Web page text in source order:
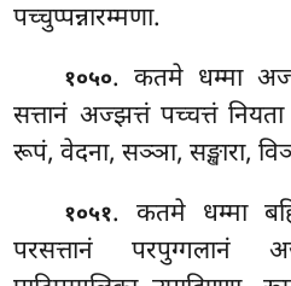
पच्चुप्पन्नारम्मणा.
१०५०. कतमे धम्मा
सत्तानं अज्झत्तं पच्चत्तं नियता
रूपं, वेदना, सञ्ञा, सङ्खारा,
१०५१. कतमे धम्मा
परसत्तानं परपुग्गलानं